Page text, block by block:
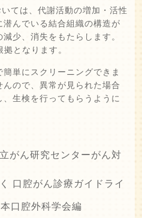
ては、代謝活動の増加・活性
んでいる結合組織の構造が
少、消失をもたらします。
となります。
単にスクリーニングできま
ので、異常が見られた場合
生検を行ってもらうように
がん研究センターがん対
口腔がん診療ガイドライ
口腔外科学会編